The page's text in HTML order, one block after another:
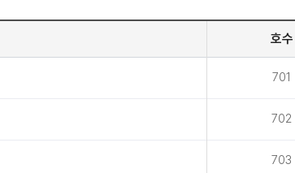
호수
701
702
703